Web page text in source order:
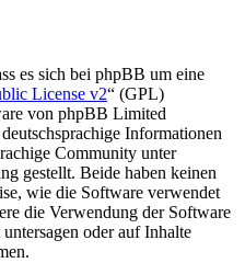
es sich bei phpBB um eine
License v2“ (GPL)
von phpBB Limited
Informationen
Community unter
gestellt. Beide haben keinen
wie die Software verwendet
die Verwendung der Software
oder auf Inhalte